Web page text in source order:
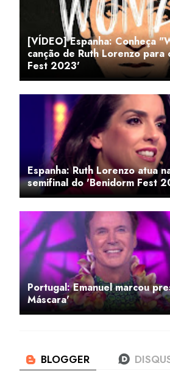
[VÍDEO] Espanha: Conheça
canção de Ruth Lorenzo para
Fest 2023'
Espanha: Ruth Lorenzo atua
semifinal do 'Benidorm Fest
Portugal: Emanuel marcou
Máscara'